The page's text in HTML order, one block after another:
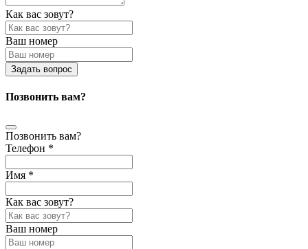
Как вас зовут?
Ваш номер
Задать вопрос
Позвонить вам?
Позвонить вам?
Телефон *
Имя *
Как вас зовут?
Ваш номер